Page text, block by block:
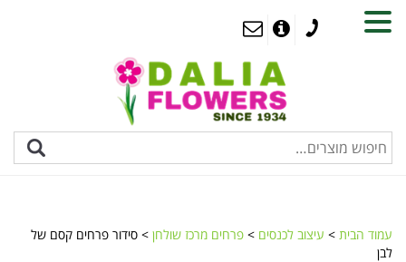
עמוד הבית > עיצוב לכנסים > פרחים מרכז שולחן > סידור פרחים קסם של
לבן